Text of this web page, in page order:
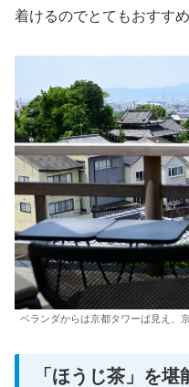
着けるのでとてもおすすめ
ベランダからは京都タワーば見え、
「ほうじ茶」を堪